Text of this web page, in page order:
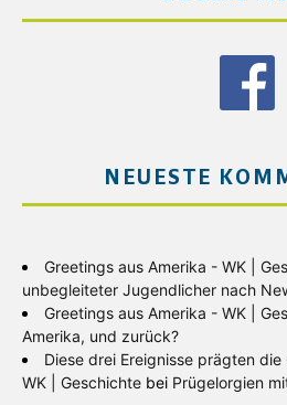
NEUESTE
Greetings aus Amerika - WK |
unbegleiteter Jugendlicher nach
Greetings aus Amerika - WK |
Amerika, und zurück?
Diese drei Ereignisse prägten
WK | Geschichte bei Prügelorgien